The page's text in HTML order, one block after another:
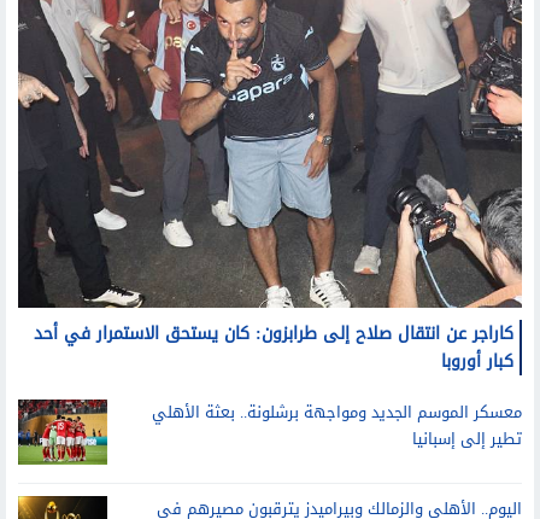
كاراجر عن انتقال صلاح إلى طرابزون: كان يستحق الاستمرار في أحد
كبار أوروبا
معسكر الموسم الجديد ومواجهة برشلونة.. بعثة الأهلي
تطير إلى إسبانيا
اليوم.. الأهلي والزمالك وبيراميدز يترقبون مصيرهم في
قرعة دوري الأبطال والكونفدرالية